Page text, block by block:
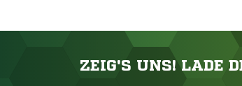
ZEIG'S UNS! LADE